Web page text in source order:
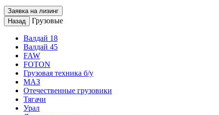
Заявка на лизинг
Назад
Грузовые
Валдай 18
Валдай 45
FAW
FOTON
Грузовая техника б/у
МАЗ
Отечественные грузовики
Тягачи
Урал